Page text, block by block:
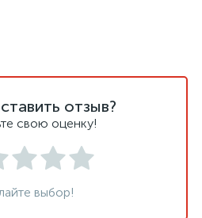
отзыв?
свою оценку!
выбор!